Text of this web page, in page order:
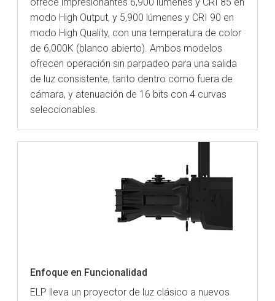
modo High Output, y 5,900 lúmenes y CRI 90 en
modo High Quality, con una temperatura de color
de 6,000K (blanco abierto). Ambos modelos
ofrecen operación sin parpadeo para una salida
de luz consistente, tanto dentro como fuera de
cámara, y atenuación de 16 bits con 4 curvas
seleccionables.
Enfoque en Funcionalidad
ELP lleva un proyector de luz clásico a nuevos